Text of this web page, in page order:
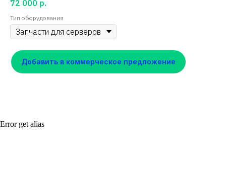
72 000 р.
Тип оборудования
Добавить в коммерческое предложение
Error get alias